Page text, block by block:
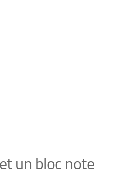
un bloc note